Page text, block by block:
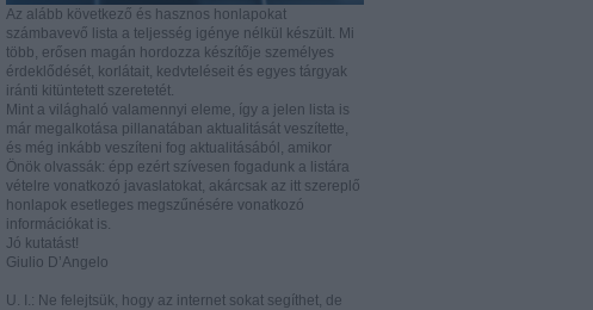
Az alább következő és hasznos honlapokat
számbavevő lista a teljesség igénye nélkül készült. Mi
több, erősen magán hordozza készítője személyes
érdeklődését, korlátait, kedvteléseit és egyes tárgyak
iránti kitüntetett szeretetét.
Mint a világhaló valamennyi eleme, így a jelen lista is
már megalkotása pillanatában aktualitását veszítette,
és még inkább veszíteni fog aktualitásából, amikor
Önök olvassák: épp ezért szívesen fogadunk a listára
vételre vonatkozó javaslatokat, akárcsak az itt szereplő
honlapok esetleges megszűnésére vonatkozó
információkat is.
Jó kutatást!
Giulio D’Angelo
U. I.: Ne felejtsük, hogy az internet sokat segíthet, de